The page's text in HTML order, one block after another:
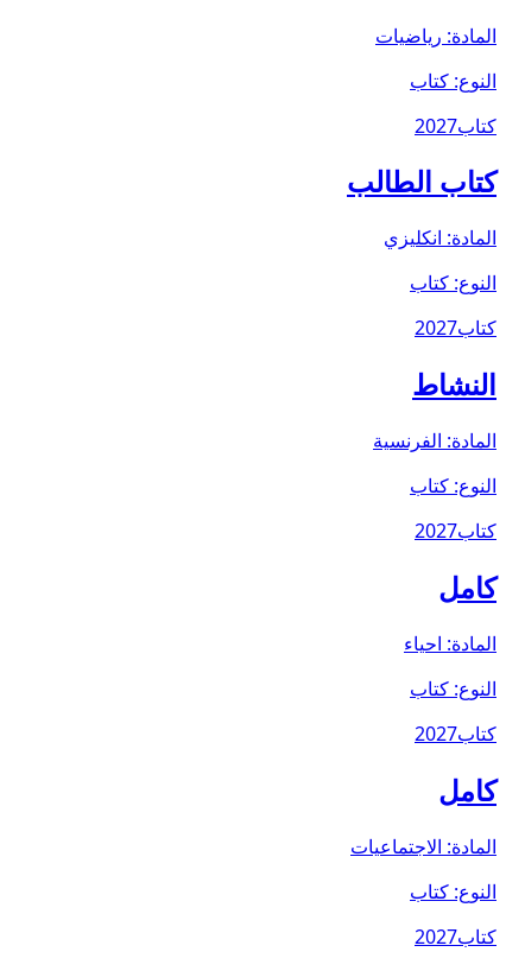
المادة: رياضيات
النوع: كتاب
كتاب2027
كتاب الطالب
المادة: انكليزي
النوع: كتاب
كتاب2027
النشاط
المادة: الفرنسية
النوع: كتاب
كتاب2027
كامل
المادة: احياء
النوع: كتاب
كتاب2027
كامل
المادة: الاجتماعيات
النوع: كتاب
كتاب2027